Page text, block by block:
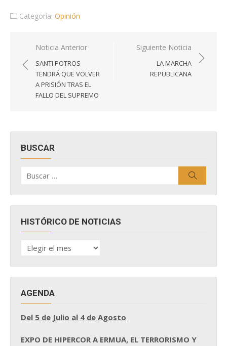
Categoría: Opinión
Navegación
de
entradas
Noticia Anterior
SANTI POTROS
TENDRÁ QUE VOLVER
A PRISIÓN TRAS EL
FALLO DEL SUPREMO
Siguiente Noticia
LA MARCHA
REPUBLICANA
BUSCAR
por:
HISTÓRICO DE NOTICIAS
HISTÓRICO
DE
AGENDA
Del 5 de Julio al 4 de Agosto
EXPO DE HIPERCOR A ERMUA, EL TERRORISMO Y